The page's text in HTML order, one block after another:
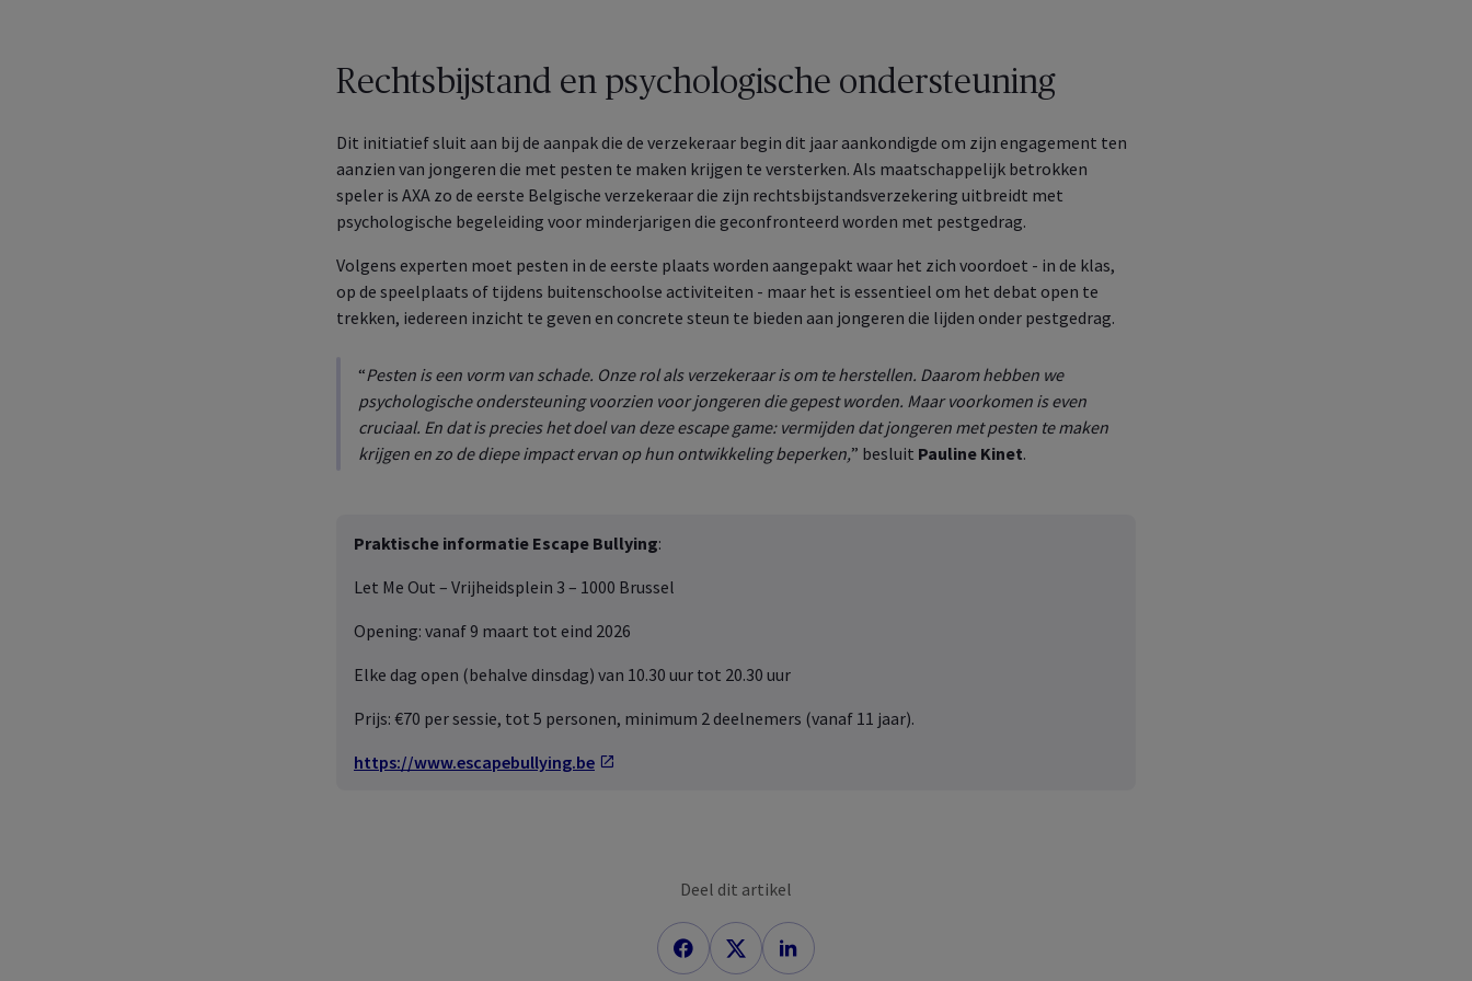
MyAXA Healthcare
Beheer je gezondheids­
klantenzone?
afsloot
Dail Healthcare
Beheer uw collectieve
gezondheidsverzekeringen
uzelf en uw medewerkers
Ontdek het nu
Rechtsbijstand en psychologische ondersteuning
Dit initiatief sluit aan bij de aanpak die de verzekeraar begin dit jaar aankondigde om zijn engagement ten
aanzien van jongeren die met pesten te maken krijgen te versterken. Als maatschappelijk betrokken
speler is AXA zo de eerste Belgische verzekeraar die zijn rechtsbijstandsverzekering uitbreidt met
psychologische begeleiding voor minderjarigen die geconfronteerd worden met pestgedrag.
Volgens experten moet pesten in de eerste plaats worden aangepakt waar het zich voordoet - in de klas,
op de speelplaats of tijdens buitenschoolse activiteiten - maar het is essentieel om het debat open te
trekken, iedereen inzicht te geven en concrete steun te bieden aan jongeren die lijden onder pestgedrag.
“Pesten is een vorm van schade. Onze rol als verzekeraar is om te herstellen. Daarom hebben we
psychologische ondersteuning voorzien voor jongeren die gepest worden. Maar voorkomen is even
cruciaal. En dat is precies het doel van deze escape game: vermijden dat jongeren met pesten te maken
krijgen en zo de diepe impact ervan op hun ontwikkeling beperken,” besluit Pauline Kinet.
Praktische informatie Escape Bullying:
Let Me Out – Vrijheidsplein 3 – 1000 Brussel
Opening: vanaf 9 maart tot eind 2026
Elke dag open (behalve dinsdag) van 10.30 uur tot 20.30 uur
Prijs: €70 per sessie, tot 5 personen, minimum 2 deelnemers (vanaf 11 jaar).
https://www.escapebullying.be
Deel dit artikel